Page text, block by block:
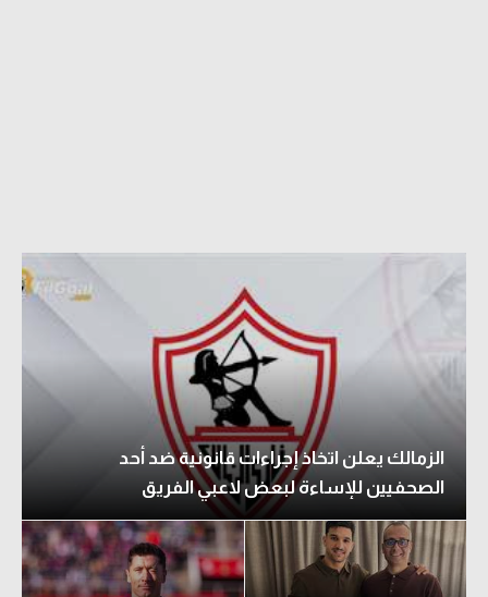
الزمالك يعلن اتخاذ إجراءات قانونية ضد أحد
الصحفيين للإساءة لبعض لاعبي الفريق